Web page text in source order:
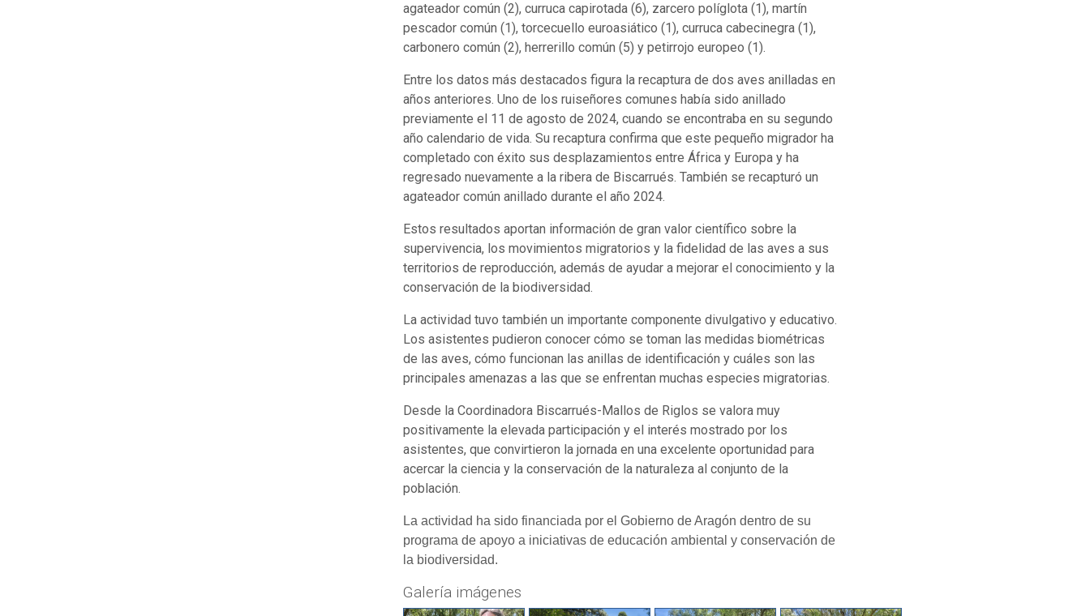
agateador común (2), curruca capirotada (6), zarcero políglota (1), martín
pescador común (1), torcecuello euroasiático (1), curruca cabecinegra (1),
carbonero común (2), herrerillo común (5) y petirrojo europeo (1).
Entre los datos más destacados figura la recaptura de dos aves anilladas en
años anteriores. Uno de los ruiseñores comunes había sido anillado
previamente el 11 de agosto de 2024, cuando se encontraba en su segundo
año calendario de vida. Su recaptura confirma que este pequeño migrador ha
completado con éxito sus desplazamientos entre África y Europa y ha
regresado nuevamente a la ribera de Biscarrués. También se recapturó un
agateador común anillado durante el año 2024.
Estos resultados aportan información de gran valor científico sobre la
supervivencia, los movimientos migratorios y la fidelidad de las aves a sus
territorios de reproducción, además de ayudar a mejorar el conocimiento y la
conservación de la biodiversidad.
La actividad tuvo también un importante componente divulgativo y educativo.
Los asistentes pudieron conocer cómo se toman las medidas biométricas
de las aves, cómo funcionan las anillas de identificación y cuáles son las
principales amenazas a las que se enfrentan muchas especies migratorias.
Desde la Coordinadora Biscarrués-Mallos de Riglos se valora muy
positivamente la elevada participación y el interés mostrado por los
asistentes, que convirtieron la jornada en una excelente oportunidad para
acercar la ciencia y la conservación de la naturaleza al conjunto de la
población.
La actividad ha sido financiada por el Gobierno de Aragón dentro de su
programa de apoyo a iniciativas de educación ambiental y conservación de
la biodiversidad.
Galería imágenes